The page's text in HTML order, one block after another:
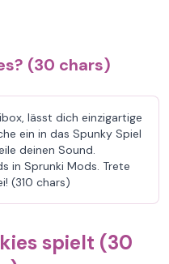
(30 chars)
lässt dich einzigartige
ein in das Spunky Spiel
deinen Sound.
in Sprunki Mods. Trete
(310 chars)
spielt (30